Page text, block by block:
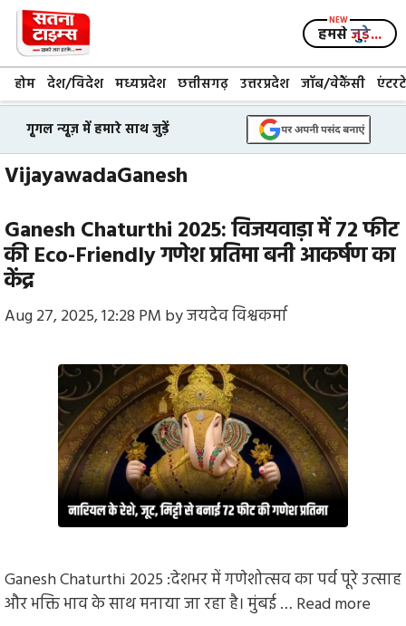
Skip
content
हमसेजुड़े...
होम देश/विदेश मध्यप्रदेश छत्तीसगढ़ उत्तरप्रदेश जॉब/वेकैंसी
गूगल न्यूज़ में हमारे साथ जुड़ें
VijayawadaGanesh
Ganesh Chaturthi 2025: विजयवाड़ा में 72 फीट
की Eco-Friendly गणेश प्रतिमा बनी आकर्षण का
केंद्र
Aug 27, 2025, 12:28 PM byजयदेव विश्वकर्मा
Ganesh Chaturthi 2025 :देशभर में गणेशोत्सव का पर्व पूरे उत्साह
और भक्ति भाव के साथ मनाया जा रहा है। मुंबई … Read more